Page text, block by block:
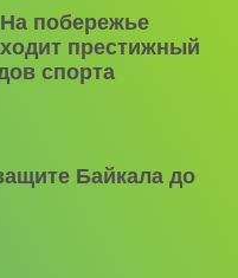
побережье
престижный
спорта
Байкала до